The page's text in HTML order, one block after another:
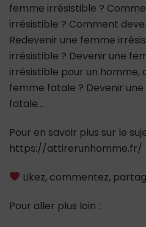
femme irrésistible ?
irrésistible ? Comment
Redevenir une femme
irrésistible ? Devenir une
irrésistible pour un homme,
femme fatale ? Devenir
fatale…
Pour en savoir plus sur le
https://attirerunhomme.fr/
Likez, commentez,
Pour aller plus loin :